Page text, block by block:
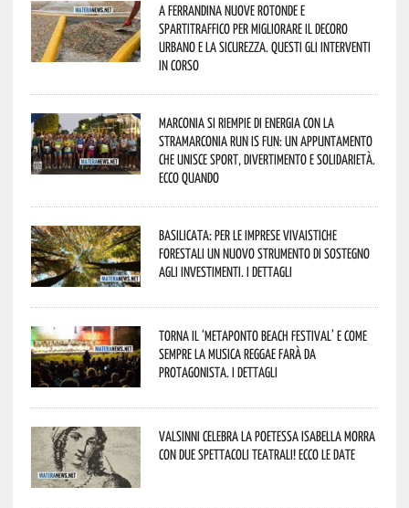
A Ferrandina nuove rotonde e
spartitraffico per migliorare il decoro
urbano e la sicurezza. Questi gli interventi
in corso
Marconia si riempie di energia con la
StraMarconia Run is Fun: un appuntamento
che unisce sport, divertimento e solidarietà.
Ecco quando
Basilicata: per le imprese vivaistiche
forestali un nuovo strumento di sostegno
agli investimenti. I dettagli
Torna il ‘Metaponto beach festival’ e come
sempre la musica reggae farà da
protagonista. I dettagli
Valsinni celebra la poetessa Isabella Morra
con due spettacoli teatrali! Ecco le date